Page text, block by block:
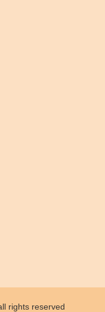
rights reserved